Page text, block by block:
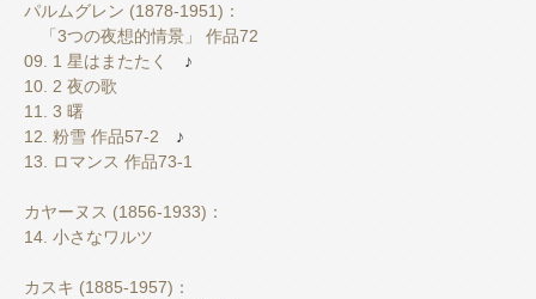
パルムグレン (1878-1951)：
「3つの夜想的情景」 作品72
09. 1 星はまたたく
♪
10. 2 夜の歌
11. 3 曙
12. 粉雪 作品57-2 ♪
13. ロマンス 作品73-1
カヤーヌス (1856-1933)：
14. 小さなワルツ
カスキ (1885-1957)：